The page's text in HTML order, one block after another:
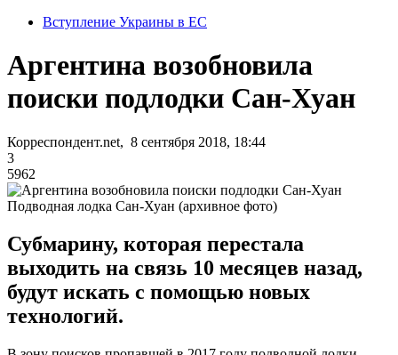
Вступление Украины в ЕС
Аргентина возобновила
поиски подлодки Сан-Хуан
Корреспондент.net, 8 сентября 2018, 18:44
3
5962
Подводная лодка Сан-Хуан (архивное фото)
Субмарину, которая перестала
выходить на связь 10 месяцев назад,
будут искать с помощью новых
технологий.